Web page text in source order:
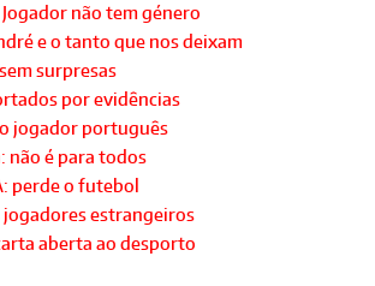
não tem género
e o tanto que nos deixam
surpresas
por evidências
jogador português
não é para todos
perde o futebol
jogadores estrangeiros
aberta ao desporto